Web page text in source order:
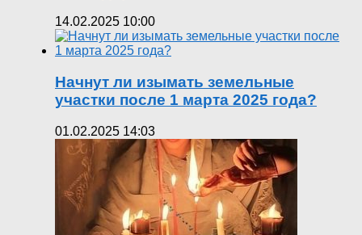
14.02.2025 10:00
Начнут ли изымать земельные
участки после 1 марта 2025 года?
01.02.2025 14:03